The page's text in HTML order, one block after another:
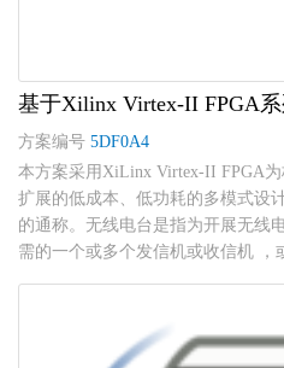
基于Xilinx Virtex-II FPGA
方案编号 5DF0A4
本方案采用XiLinx Virtex-II FPGA
扩展的低成本、低功耗的多模式设
的通称。无线电台是指为开展无线
需的一个或多个发信机或收信机 ，